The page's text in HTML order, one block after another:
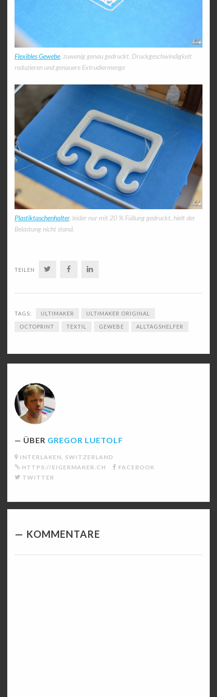
Flexibles Gewebe, zuwenig genau gedruckt. Druckgeschwindigkeit
reduzieren und genauere Extrudiermenge
Plastiktaschenhalter, leider nur mit 20 % Füllung gedruckt, hielt der
Belastung nicht stand.
TEILEN TWITTERFACEBOOK
TAGS: ULTIMAKER ULTIMAKER ORIGINAL
OCTOPRINT TEXTIL GEWEBE ALLTAGSHELFER
ÜBER GREGOR LUETOLF
INTERLAKEN, SWITZERLAND
HTTPS://EIGERMAKER.CH
FACEBOOK
TWITTER
KOMMENTARE